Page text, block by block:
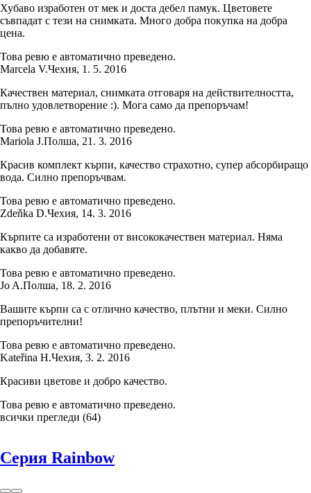
Хубаво изработен от мек и доста дебел памук. Цветовете
съвпадат с тези на снимката. Много добра покупка на добра
цена.
Това ревю е автоматично преведено.
Marcela V.Чехия, 1. 5. 2016
Качествен материал, снимката отговаря на действителността,
пълно удовлетворение :). Мога само да препоръчам!
Това ревю е автоматично преведено.
Mariola J.Полша, 21. 3. 2016
Красив комплект кърпи, качество страхотно, супер абсорбиращо
вода. Силно препоръчвам.
Това ревю е автоматично преведено.
Zdeňka D.Чехия, 14. 3. 2016
Кърпите са изработени от висококачествен материал. Няма
какво да добавяте.
Това ревю е автоматично преведено.
Jo A.Полша, 18. 2. 2016
Вашите кърпи са с отлично качество, плътни и меки. Силно
препоръчителни!
Това ревю е автоматично преведено.
Kateřina H.Чехия, 3. 2. 2016
Красиви цветове и добро качество.
Това ревю е автоматично преведено.
всички прегледи (64)
Серия Rainbow